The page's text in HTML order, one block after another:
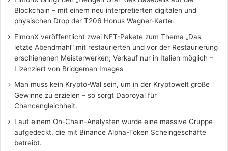
Blockchain – mit einem neu interpretierten digitalen und
physischen Drop der T206 Honus Wagner-Karte.
ElmonX veröffentlicht zwei NFT-Pakete zum Thema „Das
letzte Abendmahl“ mit restaurierten und vor der Restaurierung
erschienenen Meisterwerken; Verkauf nur in Italien möglich –
Lizenziert von Bridgeman Images
Man muss kein Krypto-Wal sein, um in der Kryptowelt große
Gewinne zu erzielen – so sorgt Daoroyal für
Chancengleichheit.
Laut einem On-Chain-Analysten wurde eine massive Gruppe
aufgedeckt, die mit Binance Alpha-Token Scheingeschäfte
betreibt.